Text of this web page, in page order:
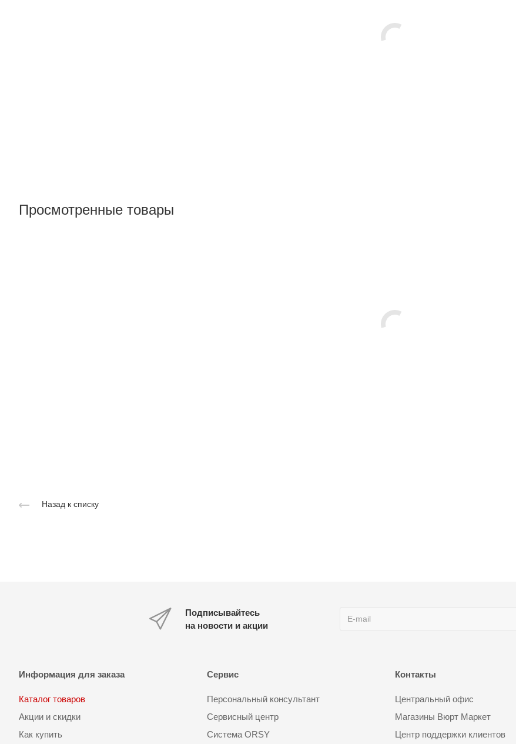
Просмотренные товары
Назад к списку
Подписывайтесь
на новости и акции
Информация для заказа
Каталог товаров
Акции и скидки
Как купить
Сервис
Персональный консультант
Сервисный центр
Система ORSY
Контакты
Центральный офис
Магазины Вюрт Маркет
Центр поддержки клиентов